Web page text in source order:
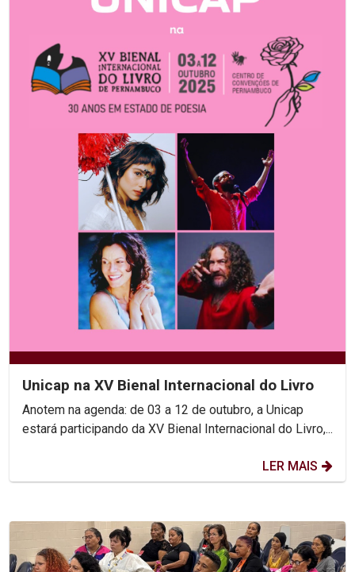
Unicap na XV Bienal Internacional do Livro
Anotem na agenda: de 03 a 12 de outubro, a Unicap
estará participando da XV Bienal Internacional do Livro,...
LER MAIS